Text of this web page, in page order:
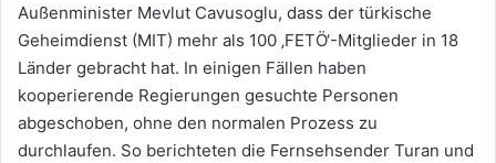
Außenminister Mevlut Cavusoglu, dass der türkische
Geheimdienst (MIT) mehr als 100 ‚FETÖ‘-Mitglieder in 18
Länder gebracht hat. In einigen Fällen haben
kooperierende Regierungen gesuchte Personen
abgeschoben, ohne den normalen Prozess zu
durchlaufen. So berichteten die Fernsehsender Turan und